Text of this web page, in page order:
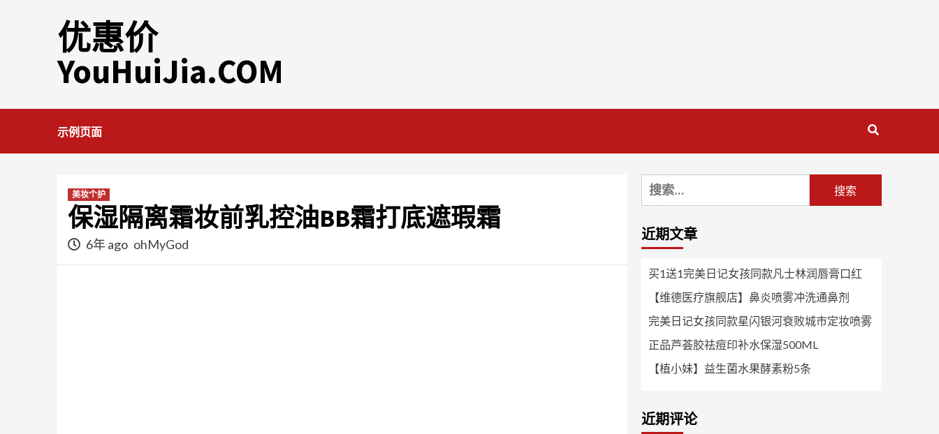
优惠价
YouHuiJia.COM
示例页面
美妆个护
保湿隔离霜妆前乳控油BB霜打底遮瑕霜
6年 ago ohMyGod
搜
索：
近期文章
买1送1完美日记女孩同款凡士林润唇膏口红
【维德医疗旗舰店】鼻炎喷雾冲洗通鼻剂
完美日记女孩同款星闪银河衰败城市定妆喷雾
正品芦荟胶祛痘印补水保湿500ML
【植小妹】益生菌水果酵素粉5条
近期评论